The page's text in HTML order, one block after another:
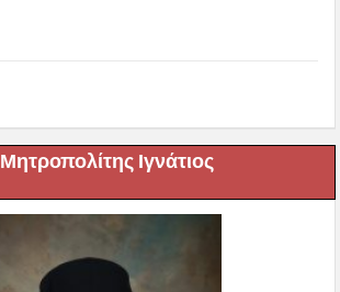
Μητροπολίτης Ιγνάτιος